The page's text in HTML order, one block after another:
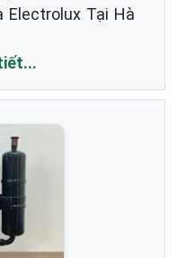
Electrolux Tại Hà